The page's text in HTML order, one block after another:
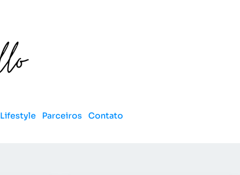
Lifestyle Parceiros Contato